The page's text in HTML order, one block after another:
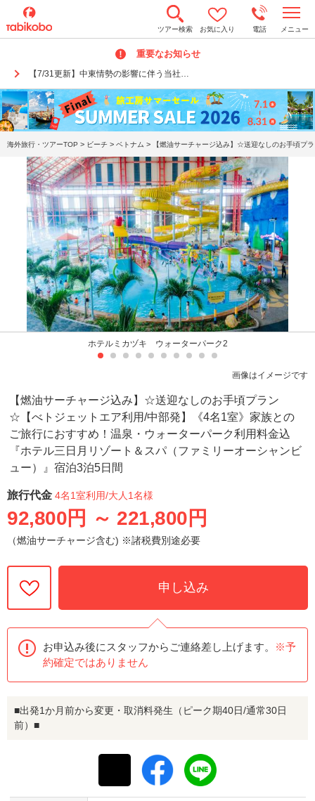
ツアー検索 お気に入り 電話 メニュー
重要なお知らせ
【7/31更新】中東情勢の影響に伴う当社…
o
n
a
v
i
g
a
海外旅行・ツアーTOP > ビーチ > ベトナム > 【燃油サーチャージ込み】☆送迎なしのお手頃プ
ホテルミカヅキ ウォーターパーク2
画像はイメージです
【燃油サーチャージ込み】☆送迎なしのお手頃プラン
☆【べトジェットエア利用/中部発】《4名1室》家族との
ご旅行におすすめ！温泉・ウォーターパーク利用料金込
『ホテル三日月リゾート＆スパ（ファミリーオーシャンビ
ュー）』宿泊3泊5日間
旅行代金 4名1室利用/大人1名様
92,800円 ～ 221,800円
（燃油サーチャージ含む) ※諸税費別途必要
申し込み
お申込み後にスタッフからご連絡差し上げます。
※予
約確定ではありません
■出発1か月前から変更・取消料発生（ピーク期40日/通常30日
前）■